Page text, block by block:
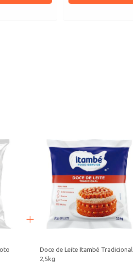
Doce de Leite Itambé Tradicional
2,5kg